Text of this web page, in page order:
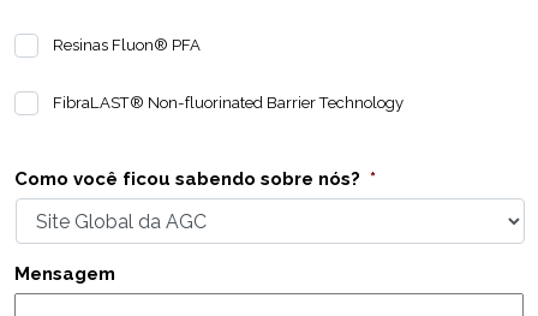
Resinas Fluon® PFA
FibraLAST® Non-fluorinated Barrier Technology
Como você ficou sabendo sobre nós? *
Mensagem